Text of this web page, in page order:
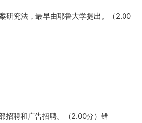
研究法，最早由耶鲁大学提出。（2.00
招聘和广告招聘。（2.00分）错